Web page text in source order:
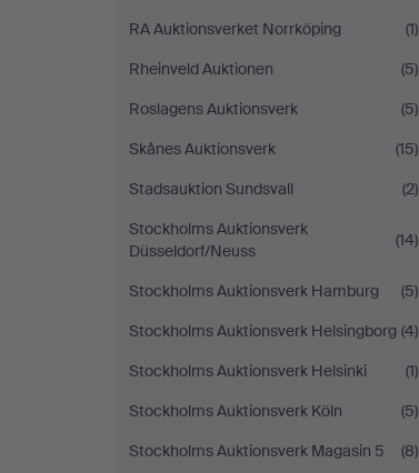
RA Auktionsverket Norrköping
(1)
Rheinveld Auktionen
(5)
Roslagens Auktionsverk
(5)
Skånes Auktionsverk
(15)
Stadsauktion Sundsvall
(2)
Stockholms Auktionsverk
Düsseldorf/Neuss
(14)
Stockholms Auktionsverk Hamburg
(5)
Stockholms Auktionsverk Helsingborg (4)
Stockholms Auktionsverk Helsinki
(1)
Stockholms Auktionsverk Köln
(5)
Stockholms Auktionsverk Magasin 5
(8)